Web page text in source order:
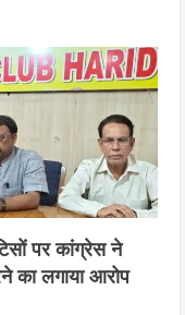
पर कांग्रेस ने
का लगाया आरोप